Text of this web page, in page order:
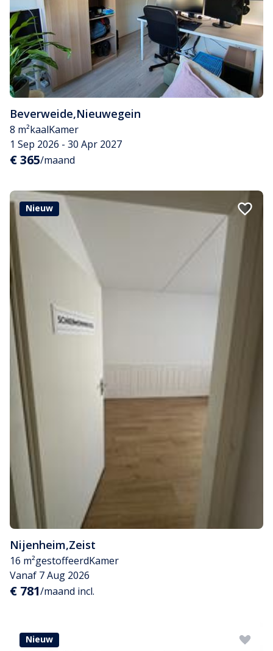
Beverweide,Nieuwegein
8 m²kaalKamer
1 Sep 2026 - 30 Apr 2027
€ 365/maand
Nieuw
Nijenheim,Zeist
16 m²gestoffeerdKamer
Vanaf 7 Aug 2026
€ 781/maand incl.
Nieuw